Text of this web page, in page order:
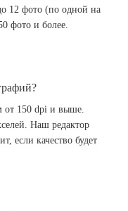
12 фото (по одной на
фото и более.
от 150 dpi и выше.
Наш редактор
если качество будет